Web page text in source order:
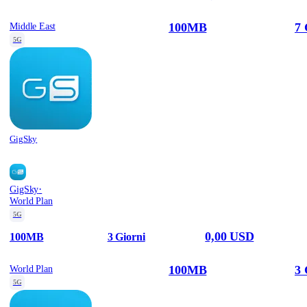
Middle East
5G
GigSky
100MB 7
GigSky·
World Plan
5G
100MB 3 Giorni 0,00 USD
World Plan
5G
100MB 3